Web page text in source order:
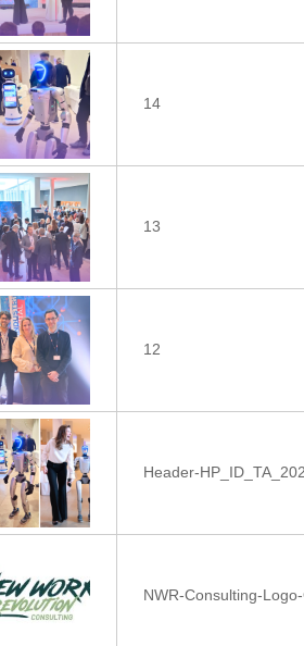
14
13
12
Header-
NWR-Consulting-